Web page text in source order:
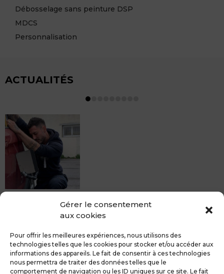
Gérer le consentement
aux cookies
Pour offrir les meilleures expériences, nous utilisons des
technologies telles que les cookies pour stocker et/ou accéder aux
informations des appareils. Le fait de consentir à ces technologies
nous permettra de traiter des données telles que le
comportement de navigation ou les ID uniques sur ce site. Le fait
Débosselage sans peinture DSP
MDCS
Personnalisation
ACTUALITÉS
peinture, sans rendez-vous mais Avec le sourire :)
du débosselage vous accueille sans rendez-...